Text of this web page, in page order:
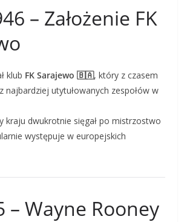
– Założenie FK
klub FK Sarajewo 🇧🇦, który z czasem
najbardziej utytułowanych zespołów w
kraju dwukrotnie sięgał po mistrzostwo
występuje w europejskich
– Wayne Rooney